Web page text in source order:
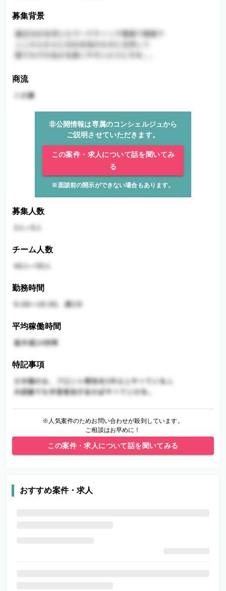
募集背景
商流
非公開情報は専属のコンシェルジュから
ご説明させていただきます。
この案件・求人について話を聞いてみ
る
※面談前の開示ができない場合もあります。
募集人数
チーム人数
勤務時間
平均稼働時間
特記事項
※人気案件のためお問い合わせが殺到しています。
ご相談はお早めに！
この案件・求人について話を聞いてみる
おすすめ案件・求人